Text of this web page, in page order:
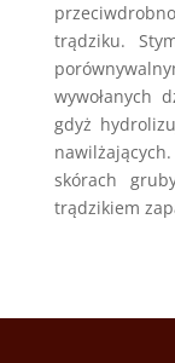
trądziku.
wywołanych
gdyż
skórach
trądzikiem